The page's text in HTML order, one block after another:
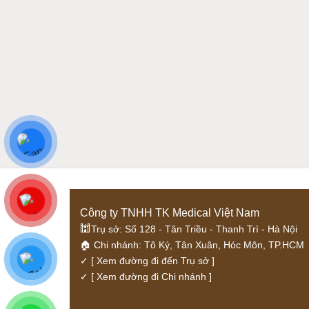
Công ty TNHH TK Medical Việt Nam
🕍 Trụ sở: Số 128 - Tân Triều - Thanh Trì - Hà Nội
🏠 Chi nhánh: Tô Ký, Tân Xuân, Hóc Môn, TP.HCM
✓ [ Xem đường đi đến Trụ sở ]
✓ [ Xem đường đi Chi nhánh ]